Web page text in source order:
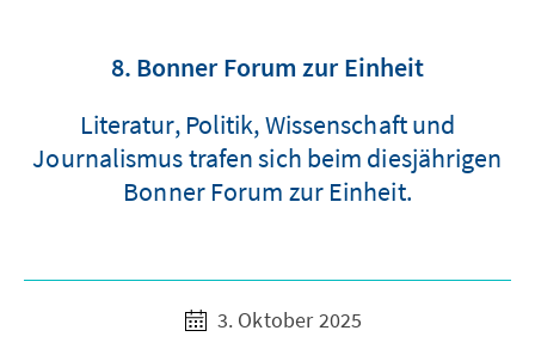
8. Bonner Forum zur Einheit
Literatur, Politik, Wissenschaft und
Journalismus trafen sich beim diesjährigen
Bonner Forum zur Einheit.
3. Oktober 2025